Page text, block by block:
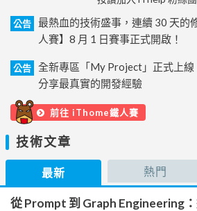
公告
最熱血的技術盛事，連續 30 天的
人賽】8 月 1 日賽事正式開啟！
公告
全新專區「My Project」正式上線
分享最真實的開發經驗
前往 iThome鐵人賽
技術文章
最新 熱門
從 Prompt 到 Graph Engineering